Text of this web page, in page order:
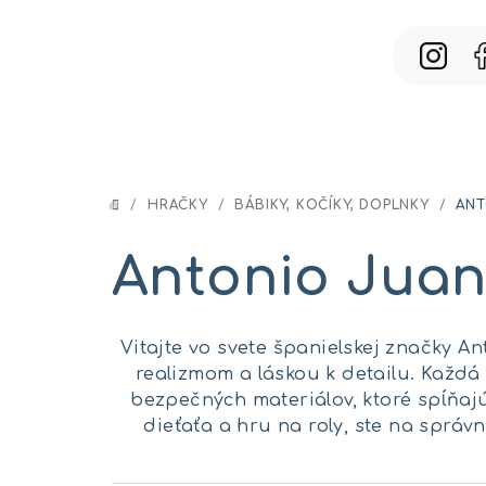
DOMOV
/ HRAČKY / BÁBIKY, KOČÍKY, DOPLNKY /
Antonio Juan
Vitajte vo svete španielskej značky
realizmom a láskou k detailu.
bezpečných materiálov, ktoré
dieťaťa a hru na roly, ste na